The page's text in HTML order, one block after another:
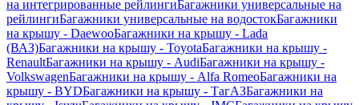
на интегрированные рейлингиБагажники универсальные на
рейлингиБагажники универсальные на водостокБагажники
на крышу - DaewooБагажники на крышу - Lada
(ВАЗ)Багажники на крышу - ToyotaБагажники на крышу -
RenaultБагажники на крышу - AudiБагажники на крышу -
VolkswagenБагажники на крышу - Alfa RomeoБагажники на
крышу - BYDБагажники на крышу - ТагАЗБагажники на